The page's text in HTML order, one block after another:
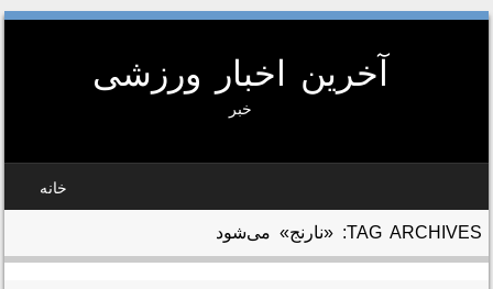
آخرین اخبار ورزشی
خبر
خانه
TAG ARCHIVES: «نارنج» می‌شود